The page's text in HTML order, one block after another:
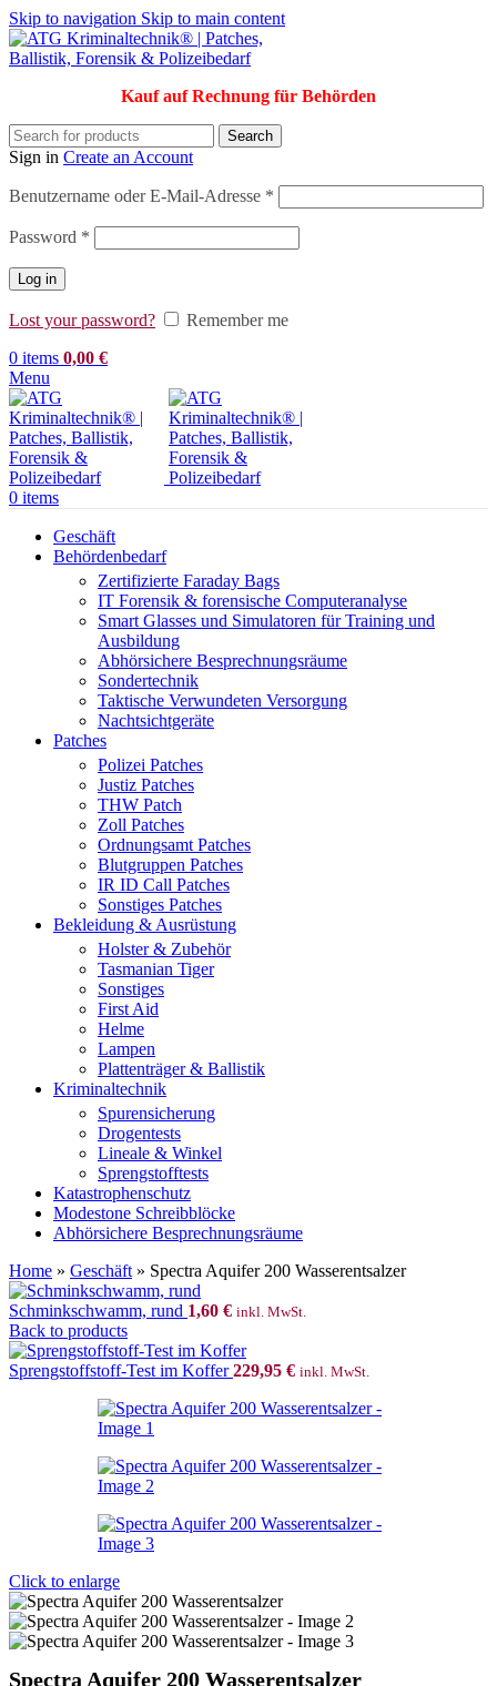
Skip to navigation Skip to main content
Kauf auf Rechnung für Behörden
Search
Sign in Create an Account
Benutzername oder E-Mail-Adresse *
Password *
Log in
Lost your password?
Remember me
0 items 0,00 €
Menu
0 items
Geschäft
Behördenbedarf
Zertifizierte Faraday Bags
IT Forensik & forensische Computeranalyse
Smart Glasses und Simulatoren für Training und
Ausbildung
Abhörsichere Besprechnungsräume
Sondertechnik
Taktische Verwundeten Versorgung
Nachtsichtgeräte
Patches
Polizei Patches
Justiz Patches
THW Patch
Zoll Patches
Ordnungsamt Patches
Blutgruppen Patches
IR ID Call Patches
Sonstiges Patches
Bekleidung & Ausrüstung
Holster & Zubehör
Tasmanian Tiger
Sonstiges
First Aid
Helme
Lampen
Plattenträger & Ballistik
Kriminaltechnik
Spurensicherung
Drogentests
Lineale & Winkel
Sprengstofftests
Katastrophenschutz
Modestone Schreibblöcke
Abhörsichere Besprechnungsräume
Home » Geschäft » Spectra Aquifer 200 Wasserentsalzer
Schminkschwamm, rund 1,60 € inkl. MwSt.
Back to products
Sprengstoffstoff-Test im Koffer229,95 € inkl. MwSt.
Click to enlarge
Spectra Aquifer 200 Wasserentsalzer